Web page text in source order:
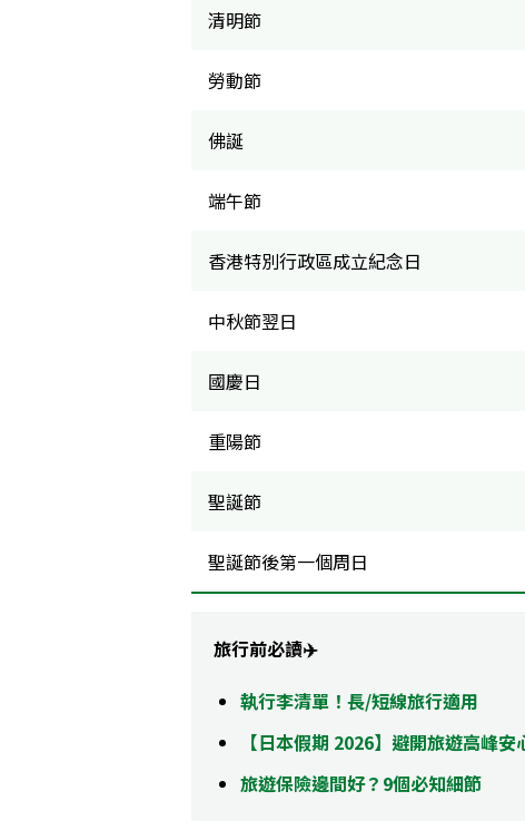
清明節
勞動節
佛誕
端午節
香港特別行政區成立紀念日
中秋節翌日
國慶日
重陽節
聖誕節
聖誕節後第一個周日
旅行前必讀✈️
執行李清單！長/短線旅行適用
【日本假期 2026】避開旅遊高峰安
旅遊保險邊間好？9個必知細節